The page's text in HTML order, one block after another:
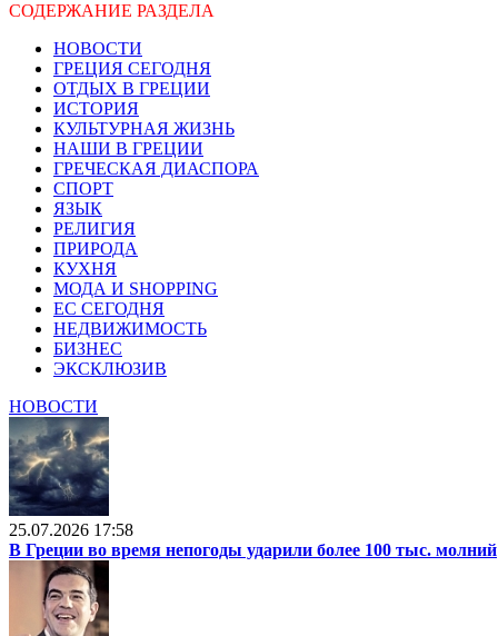
СОДЕРЖАНИЕ РАЗДЕЛА
НОВОСТИ
ГРЕЦИЯ СЕГОДНЯ
ОТДЫХ В ГРЕЦИИ
ИСТОРИЯ
КУЛЬТУРНАЯ ЖИЗНЬ
НАШИ В ГРЕЦИИ
ГРЕЧЕСКАЯ ДИАСПОРА
СПОРТ
ЯЗЫК
РЕЛИГИЯ
ПРИРОДА
КУХНЯ
МОДА И SHOPPING
ЕС СЕГОДНЯ
НЕДВИЖИМОСТЬ
БИЗНЕС
ЭКСКЛЮЗИВ
НОВОСТИ
25.07.2026 17:58
В Греции во время непогоды ударили более 100 тыс. молний